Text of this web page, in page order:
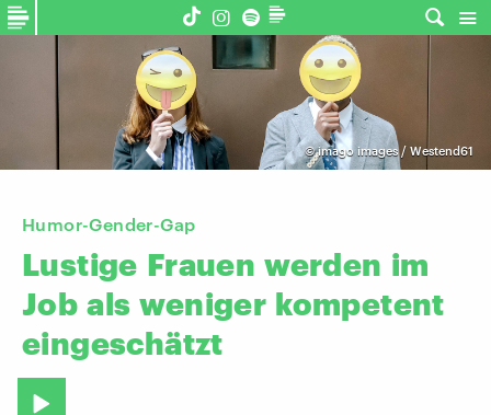
©imago images / Westend61
Humor-Gender-Gap
Lustige Frauen werden im
Job als weniger kompetent
eingeschätzt